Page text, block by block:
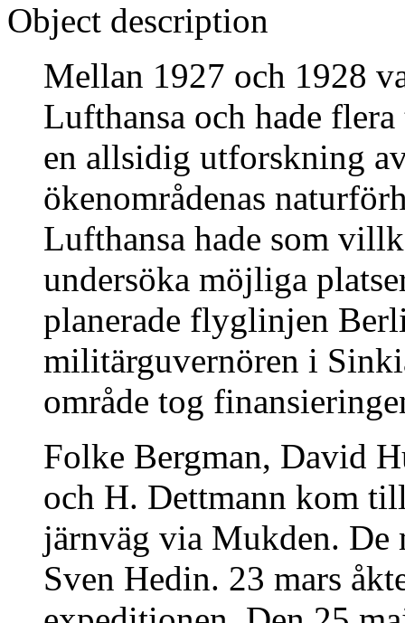
Object description
Mellan 1927 och 1928
Lufthansa och hade
en allsidig utforskning
ökenområdenas
Lufthansa hade som
undersöka möjliga
planerade flyglinjen
militärguvernören i
område tog
Folke Bergman, David
och H. Dettmann kom
järnväg via Mukden. De
Sven Hedin. 23 mars